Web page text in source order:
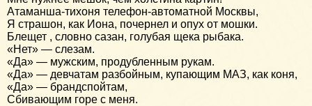
Атаманша-тихоня телефон-автоматной Москвы,
Я страшон, как Иона, почернел и опух от мошки.
Блещет , словно сазан, голубая щека рыбака.
«Нет» — слезам.
«Да» — мужским, продубленным рукам.
«Да» — девчатам разбойным, купающим МАЗ, как коня,
«Да» — брандспойтам,
Сбивающим горе с меня.